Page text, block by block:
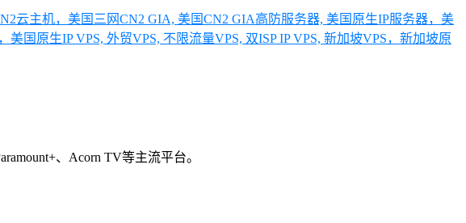
云主机，美国三网CN2 GIA, 美国CN2 GIA高防服务器, 美国原生IP服务器，美
国原生IP VPS, 外贸VPS, 不限流量VPS, 双ISP IP VPS, 新加坡VPS，新加坡原
、Acorn TV等主流平台。